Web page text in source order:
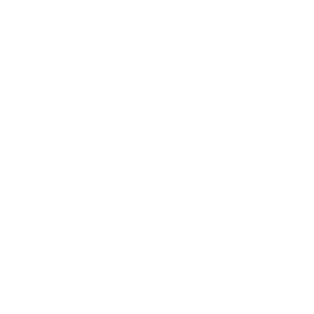
Polen
"Spotlight Polen" fördert
Recherche-
Produktionen,
am Anfang ihrer
ein Residenzstipendium im
NRW ermöglicht
in Zusammenarbeit mit
Künstler:innen oder
2026 wird der Preis
Gelsenkirchen
und Kurator:innen an
in Münster